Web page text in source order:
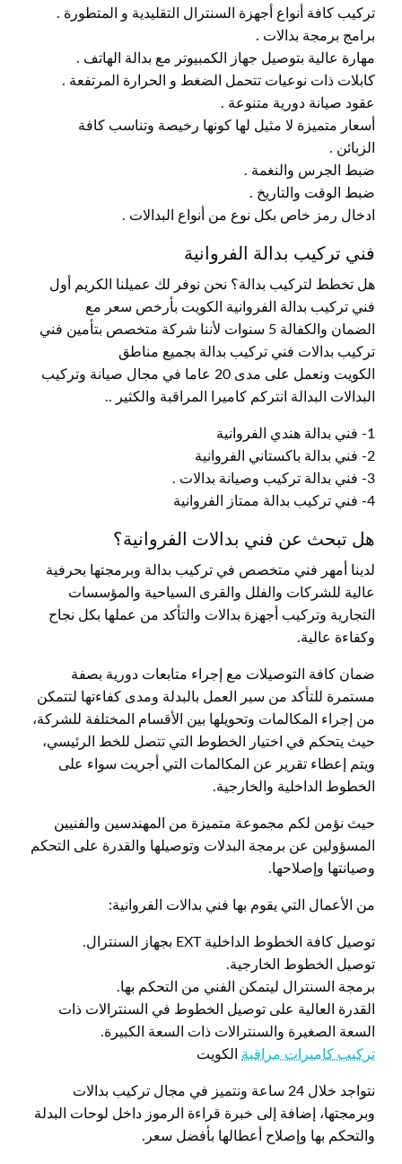
تركيب كافة أنواع أجهزة السنترال التقليدية و المتطورة .
برامج برمجة بدالات .
مهارة عالية بتوصيل جهاز الكمبيوتر مع بدالة الهاتف .
كابلات ذات نوعيات تتحمل الضغط و الحرارة المرتفعة .
عقود صيانة دورية متنوعة .
أسعار متميزة لا مثيل لها كونها رخيصة وتناسب كافة
الزبائن .
ضبط الجرس والنغمة .
ضبط الوقت والتاريخ .
ادخال رمز خاص بكل نوع من أنواع البدالات .
فني تركيب بدالة الفروانية
هل تخطط لتركيب بدالة؟ نحن نوفر لك عميلنا الكريم أول
فني تركيب بدالة الفروانية الكويت بأرخص سعر مع
الضمان والكفالة 5 سنوات لأننا شركة متخصص بتأمين فني
تركيب بدالات فني تركيب بدالة بجميع مناطق
الكويت ونعمل على مدى 20 عاما في مجال صيانة وتركيب
البدالات البدالة انتركم كاميرا المراقبة والكثير ..
1- فني بدالة هندي الفروانية
2- فني بدالة باكستاني الفروانية
3- فني بدالة تركيب وصيانة بدالات .
4- فني تركيب بدالة ممتاز الفروانية
هل تبحث عن فني بدالات الفروانية؟
لدينا أمهر فني متخصص في تركيب بدالة وبرمجتها بحرفية
عالية للشركات والفلل والقرى السياحية والمؤسسات
التجارية وتركيب أجهزة بدالات والتأكد من عملها بكل نجاح
وكفاءة عالية.
ضمان كافة التوصيلات مع إجراء متابعات دورية بصفة
مستمرة للتأكد من سير العمل بالبدلة ومدى كفاءتها لتتمكن
من إجراء المكالمات وتحويلها بين الأقسام المختلفة للشركة،
حيث يتحكم في اختيار الخطوط التي تتصل للخط الرئيسي،
ويتم إعطاء تقرير عن المكالمات التي أجريت سواء على
الخطوط الداخلية والخارجية.
حيث نؤمن لكم مجموعة متميزة من المهندسين والفنيين
المسؤولين عن برمجة البدلات وتوصيلها والقدرة على التحكم
وصيانتها وإصلاحها.
من الأعمال التي يقوم بها فني بدالات الفروانية:
توصيل كافة الخطوط الداخلية EXT بجهاز السنترال.
توصيل الخطوط الخارجية.
برمجة السنترال ليتمكن الفني من التحكم بها.
القدرة العالية على توصيل الخطوط في السنترالات ذات
السعة الصغيرة والسنترالات ذات السعة الكبيرة.
تركيب كاميرات مراقبة الكويت
نتواجد خلال 24 ساعة ونتميز في مجال تركيب بدالات
وبرمجتها، إضافة إلى خبرة قراءة الرموز داخل لوحات البدلة
والتحكم بها وإصلاح أعطالها بأفضل سعر.